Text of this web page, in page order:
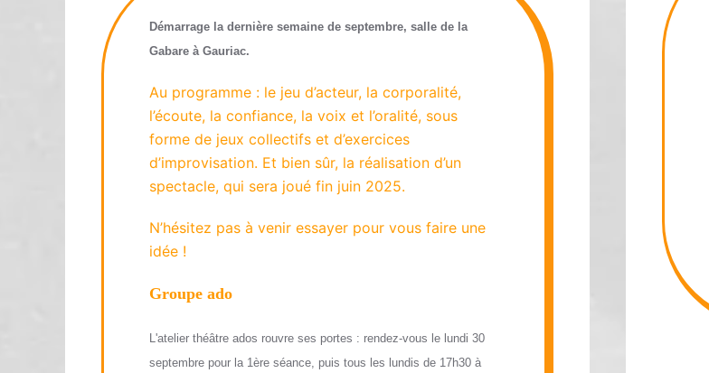
Démarrage la dernière semaine de septembre, salle de la
Gabare à Gauriac.
Au programme : le jeu d’acteur, la corporalité,
l’écoute, la confiance, la voix et l’oralité, sous
forme de jeux collectifs et d’exercices
d’improvisation. Et bien sûr, la réalisation d’un
spectacle, qui sera joué fin juin 2025.
N’hésitez pas à venir essayer pour vous faire une
idée !
Groupe ado
L'atelier théâtre ados rouvre ses portes : rendez-vous le lundi 30
septembre pour la 1ère séance, puis tous les lundis de 17h30 à